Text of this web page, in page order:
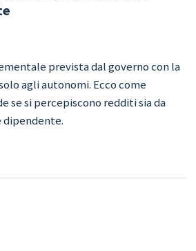
prevista dal governo con la
agli autonomi. Ecco come
se si percepiscono redditi sia da
dipendente.